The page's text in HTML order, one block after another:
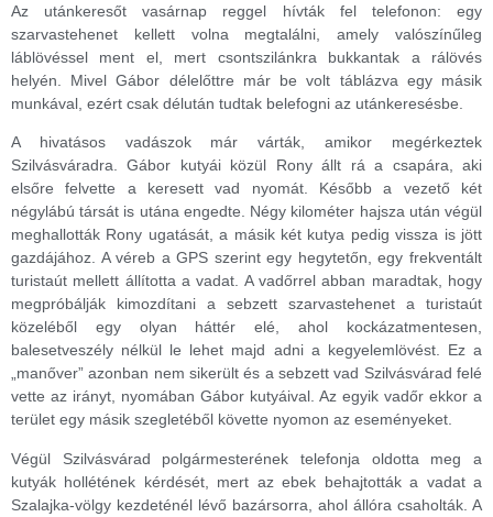
Az utánkeresőt vasárnap reggel hívták fel telefonon: egy
szarvastehenet kellett volna megtalálni, amely valószínűleg
láblövéssel ment el, mert csontszilánkra bukkantak a rálövés
helyén. Mivel Gábor délelőttre már be volt táblázva egy másik
munkával, ezért csak délután tudtak belefogni az utánkeresésbe.
A hivatásos vadászok már várták, amikor megérkeztek
Szilvásváradra. Gábor kutyái közül Rony állt rá a csapára, aki
elsőre felvette a keresett vad nyomát. Később a vezető két
négylábú társát is utána engedte. Négy kilométer hajsza után végül
meghallották Rony ugatását, a másik két kutya pedig vissza is jött
gazdájához. A véreb a GPS szerint egy hegytetőn, egy frekventált
turistaút mellett állította a vadat. A vadőrrel abban maradtak, hogy
megpróbálják kimozdítani a sebzett szarvastehenet a turistaút
közeléből egy olyan háttér elé, ahol kockázatmentesen,
balesetveszély nélkül le lehet majd adni a kegyelemlövést. Ez a
„manőver” azonban nem sikerült és a sebzett vad Szilvásvárad felé
vette az irányt, nyomában Gábor kutyáival. Az egyik vadőr ekkor a
terület egy másik szegletéből követte nyomon az eseményeket.
Végül Szilvásvárad polgármesterének telefonja oldotta meg a
kutyák hollétének kérdését, mert az ebek behajtották a vadat a
Szalajka-völgy kezdeténél lévő bazársorra, ahol állóra csaholták. A